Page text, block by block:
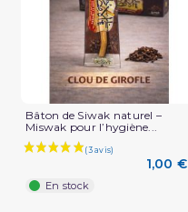
Bâton de Siwak naturel –
Miswak pour l’hygiène...
1,00 €
En stock